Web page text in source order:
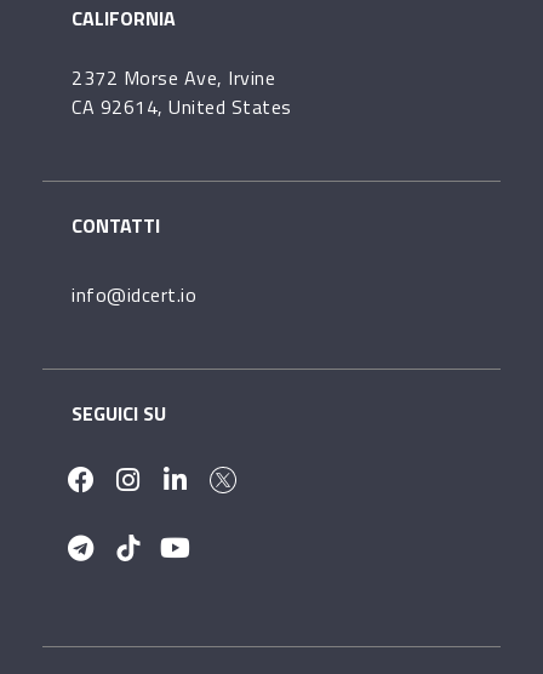
CALIFORNIA
2372 Morse Ave, Irvine
CA 92614, United States
CONTATTI
info@idcert.io
SEGUICI SU